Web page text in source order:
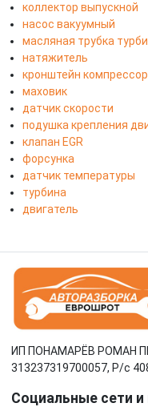
коллектор выпускной
насос вакуумный
масляная трубка
натяжитель
кронштейн
маховик
датчик скорости
подушка крепления
клапан EGR
форсунка
датчик температуры
турбина
двигатель
ИП ПОНАМАРЁВ РОМАН
313237319700057, Р/c
Социальные сети